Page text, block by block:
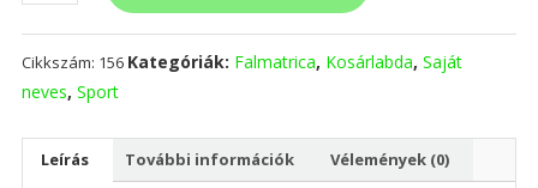
mennyiség
Cikkszám: 156 Kategóriák: Falmatrica, Kosárlabda, Saját
neves, Sport
Leírás További információk Vélemények (0)